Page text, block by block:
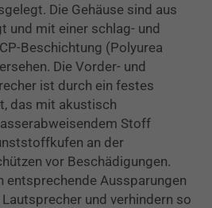
Die Gehäuse sind aus
und mit einer schlag- und
Beschichtung (Polyurea
Die Vorder- und
ist durch ein festes
das mit akustisch
Stoff
an der
vor Beschädigungen.
entsprechende Aussparungen
und verhindern so